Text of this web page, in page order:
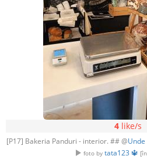
4like/s
[P17] Bakeria Panduri - interior. ## @
foto by tata123 🔱